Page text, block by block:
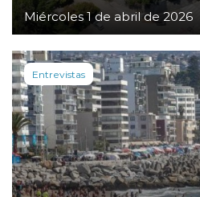
Miércoles 1 de abril de 2026
Entrevistas